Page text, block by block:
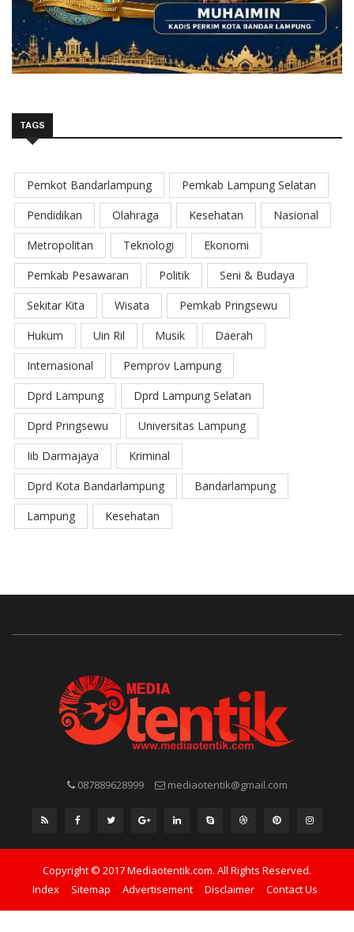
TAGS
Pemkot Bandarlampung
Pemkab Lampung Selatan
Pendidikan
Olahraga Kesehatan
Nasional
Metropolitan
Teknologi
Ekonomi
Pemkab Pesawaran
Politik
Seni & Budaya
Sekitar Kita
Wisata
Pemkab Pringsewu
Hukum
Uin Ril Musik
Daerah
Internasional
Pemprov Lampung
Dprd Lampung
Dprd Lampung Selatan
Dprd Pringsewu
Universitas Lampung
Iib Darmajaya
Kriminal
Dprd Kota Bandarlampung
Bandarlampung
Lampung
Kesehatan
087889628999 mediaotentik@gmail.com
Copyright © 2017 Mediaotentik.com. All Rights Reserved.
Index
Sitemap Advertisement Disclaimer Contact Us